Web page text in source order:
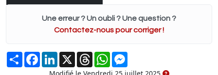
Une erreur ? Un oubli ? Une question ?
Contactez-nous pour corriger !
PartagerFacebook
LinkedIn
X ThreadsWhatsApp